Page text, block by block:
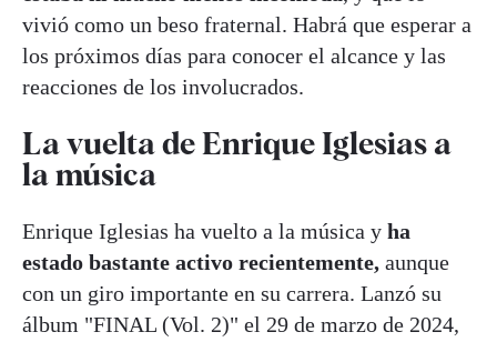
vivió como un beso fraternal. Habrá que esperar a
los próximos días para conocer el alcance y las
reacciones de los involucrados.
La vuelta de Enrique Iglesias a
la música
Enrique Iglesias ha vuelto a la música y ha
estado bastante activo recientemente, aunque
con un giro importante en su carrera. Lanzó su
álbum "FINAL (Vol. 2)" el 29 de marzo de 2024,